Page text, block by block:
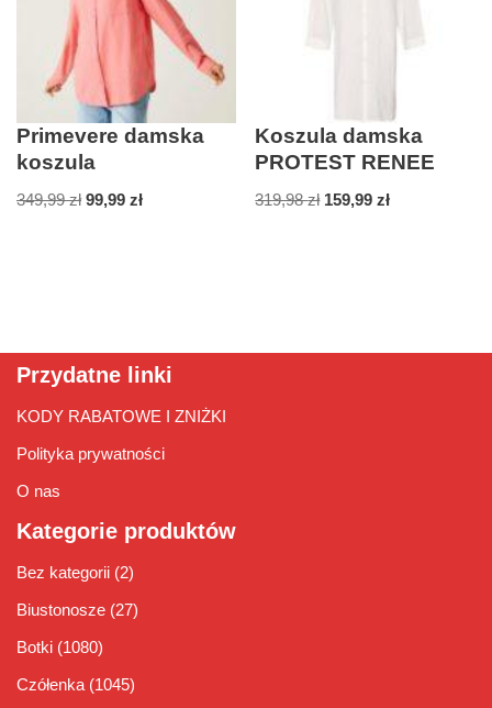
Primevere damska
koszula
349,99zł 99,99 zł
Koszula damska
PROTEST RENEE
319,98zł 159,99zł
Przydatne linki
KODY RABATOWE I ZNIŻKI
Polityka prywatności
O nas
Kategorie produktów
Bez kategorii (2)
Biustonosze (27)
Botki (1080)
Czółenka (1045)